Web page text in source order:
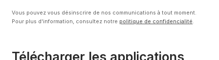
Vous pouvez vous désinscrire de nos communications à tout moment.
Pour plus d'information, consultez notre politique de confidencialité.
Télécharger les applications